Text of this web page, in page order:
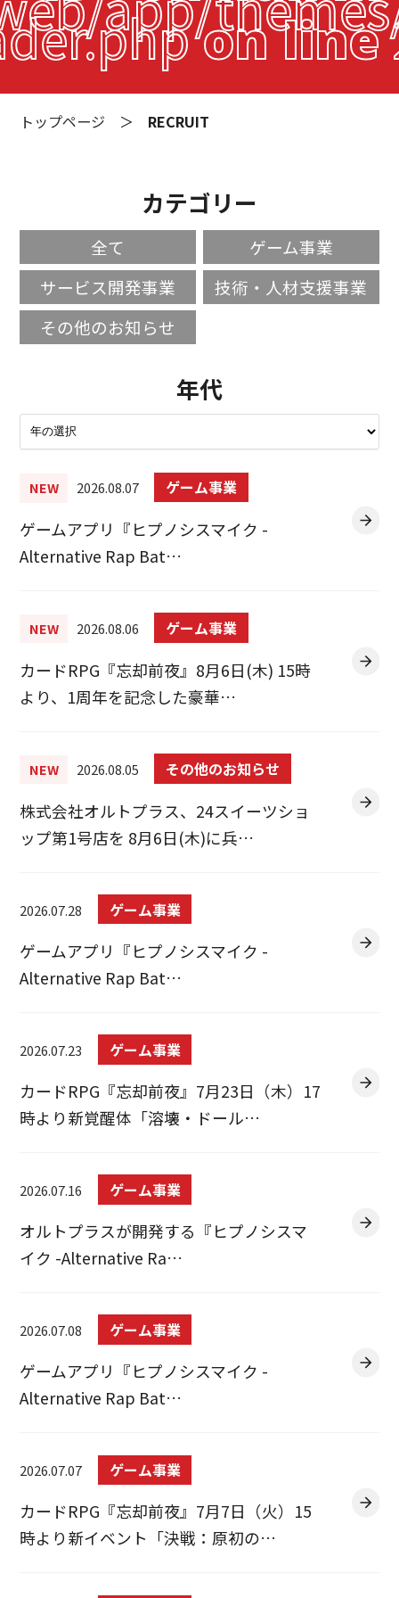
on line
トップページ ＞ RECRUIT
NEW 2026.08.07 ゲーム事業
ゲームアプリ『ヒプノシスマイク -
Alternative Rap Bat…
NEW 2026.08.06 ゲーム事業
カードRPG『忘却前夜』8月6日(木) 15時
より、1周年を記念した豪華…
NEW 2026.08.05 その他のお知らせ
株式会社オルトプラス、24スイーツショ
ップ第1号店を 8月6日(木)に兵…
2026.07.28 ゲーム事業
ゲームアプリ『ヒプノシスマイク -
Alternative Rap Bat…
2026.07.23 ゲーム事業
カードRPG『忘却前夜』7月23日（木）17
時より新覚醒体「溶壊・ドール…
2026.07.16 ゲーム事業
オルトプラスが開発する『ヒプノシスマ
イク -Alternative Ra…
2026.07.08 ゲーム事業
ゲームアプリ『ヒプノシスマイク -
Alternative Rap Bat…
2026.07.07 ゲーム事業
カードRPG『忘却前夜』7月7日（火）15
時より新イベント「決戦：原初の…
カテゴリー
全て
ゲーム事業
サービス開発事業
技術・人材支援事業
その他のお知らせ
年代